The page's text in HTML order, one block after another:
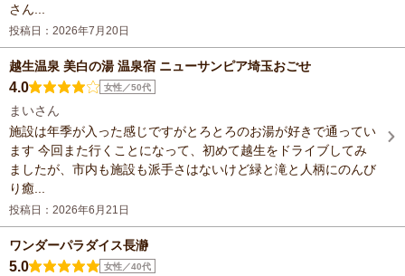
さん...
投稿日：2026年7月20日
越生温泉 美白の湯 温泉宿 ニューサンピア埼玉おごせ
4.0 女性／50代
まいさん
施設は年季が入った感じですがとろとろのお湯が好きで通ってい
ます 今回また行くことになって、初めて越生をドライブしてみ
ましたが、市内も施設も派手さはないけど緑と滝と人柄にのんび
り癒...
投稿日：2026年6月21日
ワンダーパラダイス長瀞
5.0 女性／40代